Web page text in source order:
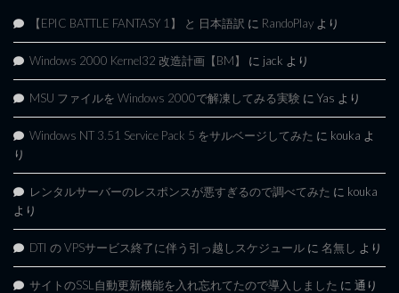
【EPIC BATTLE FANTASY 1】 と 日本語訳 に RandoPlay より
Windows 2000 Kernel32 改造計画【BM】 に jack より
MSU ファイルを Windows 2000で解凍してみる実験 に Yas より
Windows NT 3.51 Service Pack 5 をサルベージしてみた に kouka よ
り
レンタルサーバーのレスポンスが悪すぎるので調べてみた に kouka
より
DTI の VPSサービス終了に伴う引っ越しスケジュール に 名無し より
サイトのSSL自動更新機能を入れ忘れてたので導入しました に 通り